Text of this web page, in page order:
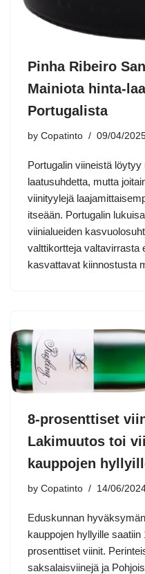
Pinha Ribeiro
Mainiota hinta-
Portugalista
by Copatinto 09/04/
Portugalin viineistä
laatusuhdetta, mutta
viinityylejä
itseään. Portugalin
viinialueiden
valttikortteja valtavirrasta
kasvattavat kiinnostusta
8-prosenttiset
Lakimuutos toi
kauppojen
by Copatinto 14/06/
Eduskunnan
kauppojen hyllyille
prosenttiset viinit.
saksalaisviinejä ja